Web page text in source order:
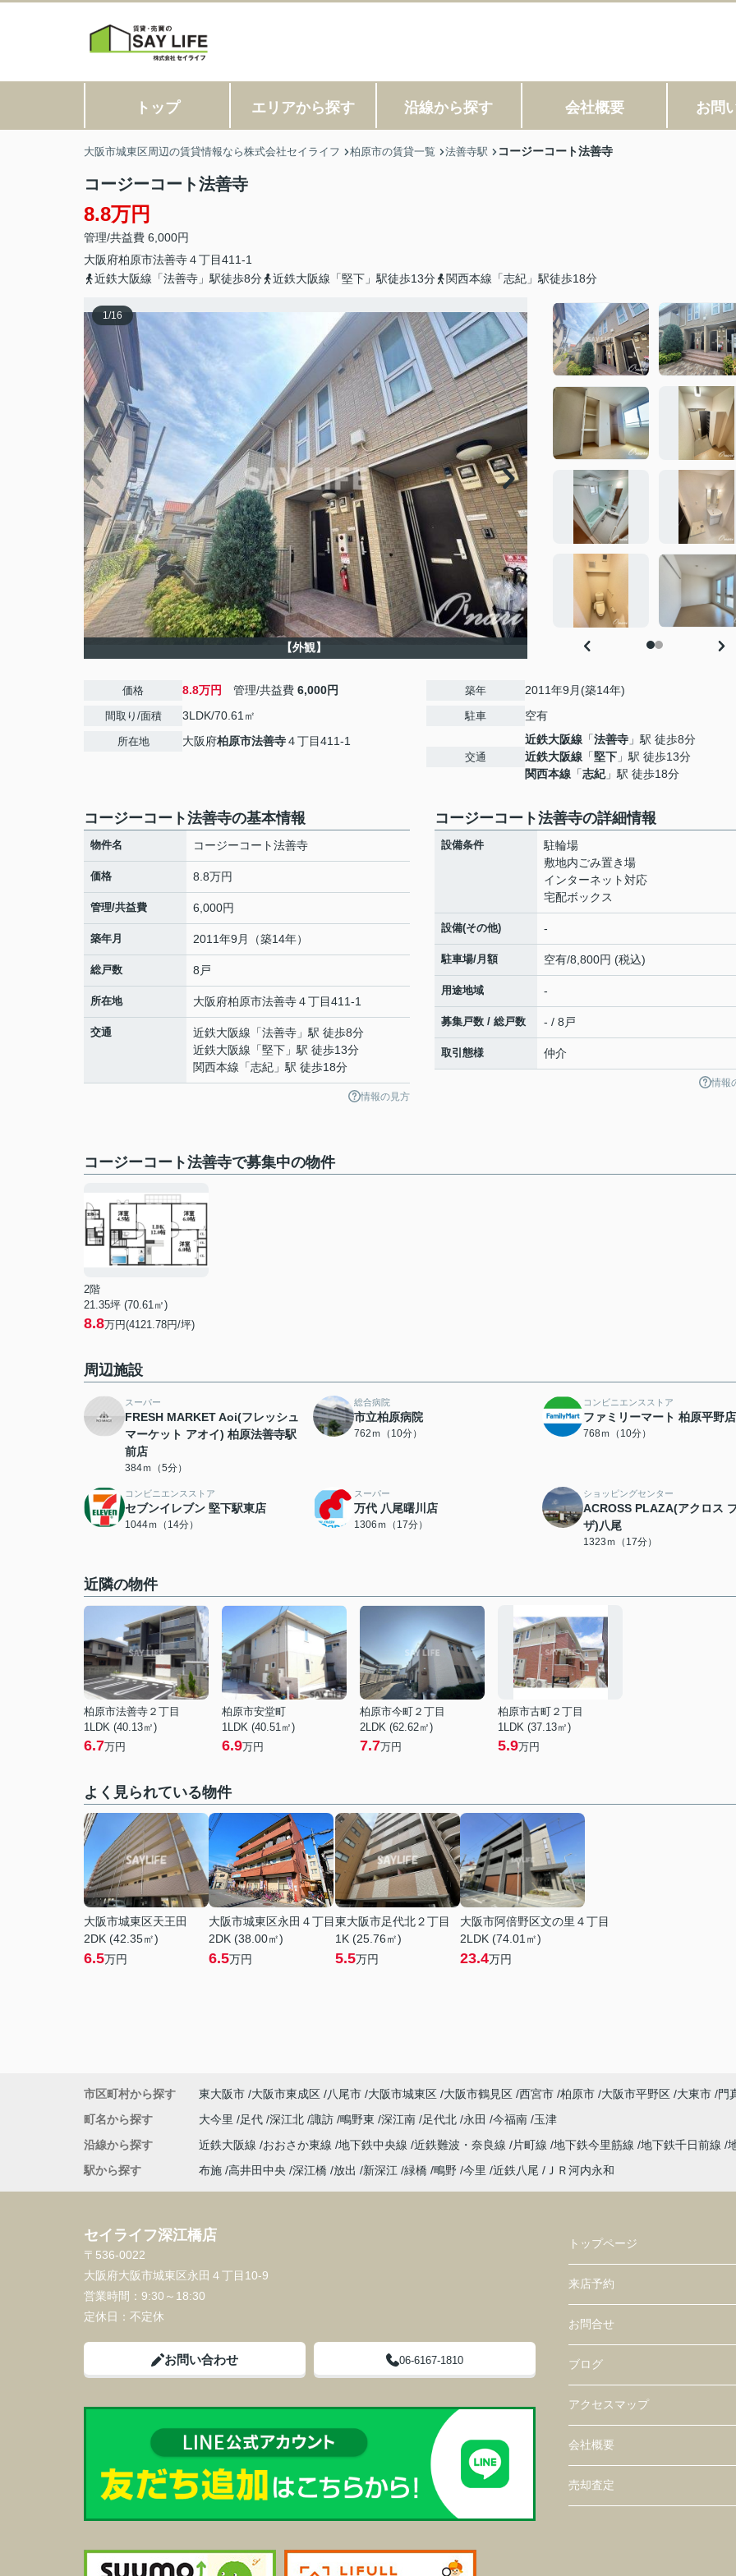
トップ エリアから探す 沿線から探す 会社概要 お問
大阪市城東区周辺の賃貸情報なら株式会社セイライフ 柏原市の賃貸一覧 法善寺駅 コージーコート法善寺
コージーコート法善寺
8.8万円
管理/共益費 6,000円
大阪府柏原市法善寺４丁目411-1
近鉄大阪線「法善寺」駅徒歩8分
近鉄大阪線「堅下」駅徒歩13分 関西本線「志紀」駅徒歩18分
1/16
【外観】
価格 8.8万円 管理/共益費 6,000円
間取り/面積 3LDK/70.61㎡
所在地 大阪府柏原市法善寺４丁目411-1
築年 2011年9月(築14年)
駐車 空有
交通
近鉄大阪線 「法善寺 」駅 徒歩8分
近鉄大阪線 「堅下 」駅 徒歩13分
関西本線 「志紀」駅 徒歩18分
コージーコート法善寺の基本情報
物件名 コージーコート法善寺
価格 8.8万円
管理/共益費 6,000円
築年月 2011年9月（築14年）
総戸数 8戸
所在地 大阪府柏原市法善寺４丁目411-1
交通 近鉄大阪線 「法善寺 」駅 徒歩8分
近鉄大阪線 「堅下 」駅 徒歩13分
関西本線 「志紀 」駅 徒歩18分
情報の見方
コージーコート法善寺の詳細情報
設備条件
駐輪場
敷地内ごみ置き場
インターネット対応
宅配ボックス
設備(その他) -
駐車場/月額 空有/8,800円 (税込)
用途地域 -
募集戸数 / 総戸数 - / 8戸
取引態様 仲介
情報
コージーコート法善寺で募集中の物件
2階
21.35坪 (70.61㎡)
8.8万円(4121.78円/坪)
周辺施設
スーパー
FRESH MARKET Aoi(フレッシュ
マーケット アオイ) 柏原法善寺駅
前店
384ｍ（5分）
総合病院
市立柏原病院
762ｍ（10分）
コンビニエンスストア
ファミリーマート 柏原平野店
768ｍ（10分）
コンビニエンスストア
セブンイレブン 堅下駅東店
1044ｍ（14分）
スーパー
万代 八尾曙川店
1306ｍ（17分）
ショッピングセンター
ACROSS PLAZA(アクロス
ザ)八尾
1323ｍ（17分）
近隣の物件
柏原市法善寺２丁目
1LDK (40.13㎡)
6.7万円
柏原市安堂町
1LDK (40.51㎡)
6.9万円
柏原市今町２丁目
2LDK (62.62㎡)
7.7万円
柏原市古町２丁目
1LDK (37.13㎡)
5.9万円
よく見られている物件
大阪市城東区天王田
2DK (42.35㎡)
6.5万円
大阪市城東区永田４丁目
2DK (38.00㎡)
6.5万円
東大阪市足代北２丁目
1K (25.76㎡)
5.5万円
大阪市阿倍野区文の里４丁目
2LDK (74.01㎡)
23.4万円
市区町村から探す 東大阪市 大阪市東成区 八尾市 大阪市城東区 大阪市鶴見区 西宮市 柏原市 大阪市平野区 大東市
門
町名から探す
大今里 足代 深江北 諏訪 鴫野東 深江南 足代北 永田 今福南 玉津
沿線から探す
近鉄大阪線 おおさか東線 地下鉄中央線 近鉄難波・奈良線 片町線 地下鉄今里筋線 地下鉄千日前線
駅から探す
布施 高井田中央 深江橋 放出 新深江 緑橋 鴫野 今里 近鉄八尾 ＪＲ河内永和
セイライフ深江橋店
〒536-0022
大阪府大阪市城東区永田４丁目10-9
営業時間： 9:30～18:30
定休日： 不定休
お問い合わせ 06-6167-1810
トップページ
来店予約
お問合せ
ブログ
アクセスマップ
会社概要
売却査定